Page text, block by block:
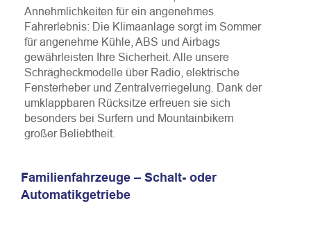
Annehmlichkeiten für ein angenehmes
Fahrerlebnis: Die Klimaanlage sorgt im Sommer
für angenehme Kühle, ABS und Airbags
gewährleisten Ihre Sicherheit. Alle unsere
Schrägheckmodelle über Radio, elektrische
Fensterheber und Zentralverriegelung. Dank der
umklappbaren Rücksitze erfreuen sie sich
besonders bei Surfern und Mountainbikern
großer Beliebtheit.
Familienfahrzeuge – Schalt- oder
Automatikgetriebe